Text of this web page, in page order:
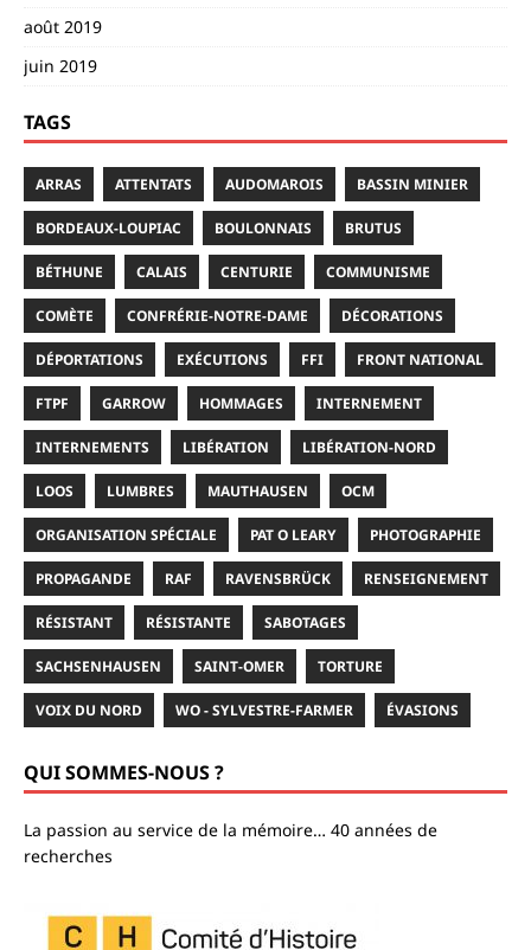
août 2019
juin 2019
TAGS
ARRAS ATTENTATS AUDOMAROIS BASSIN MINIER
BORDEAUX-LOUPIAC BOULONNAIS BRUTUS
BÉTHUNE CALAIS CENTURIE COMMUNISME
COMÈTE CONFRÉRIE-NOTRE-DAME DÉCORATIONS
DÉPORTATIONS EXÉCUTIONS FFI FRONT NATIONAL
FTPF GARROW HOMMAGES INTERNEMENT
INTERNEMENTS LIBÉRATION LIBÉRATION-NORD
LOOS LUMBRES MAUTHAUSEN OCM
ORGANISATION SPÉCIALE PAT O LEARY PHOTOGRAPHIE
PROPAGANDE RAF RAVENSBRÜCK RENSEIGNEMENT
RÉSISTANT RÉSISTANTE SABOTAGES
SACHSENHAUSEN SAINT-OMER TORTURE
VOIX DU NORD WO - SYLVESTRE-FARMER ÉVASIONS
QUI SOMMES-NOUS ?
La passion au service de la mémoire… 40 années de
recherches